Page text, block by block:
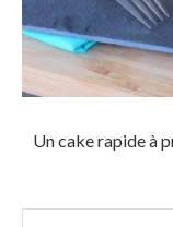
Un cake rapide à